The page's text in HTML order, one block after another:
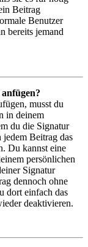
Beitrag
Benutzer
bereits jemand
musst du
in deinem
du die Signatur
jedem Beitrag das
Du kannst eine
persönlichen
Signatur
dennoch ohne
dort einfach das
deaktivieren.